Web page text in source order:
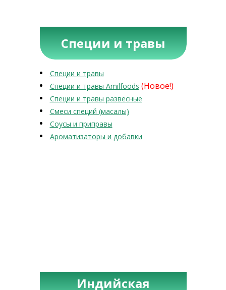
Специи и травы
Специи и травы
Специи и травы Amilfoods (Новое!)
Специи и травы развесные
Смеси специй (масалы)
Соусы и приправы
Ароматизаторы и добавки
Индийская